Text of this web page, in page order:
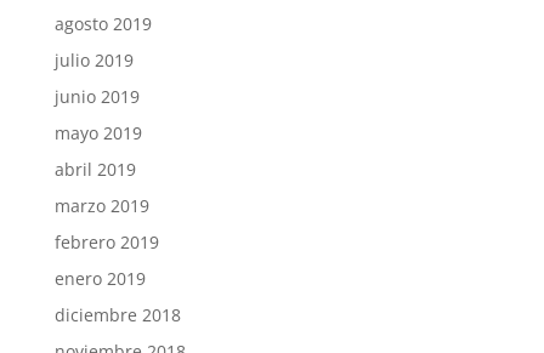
agosto 2019
julio 2019
junio 2019
mayo 2019
abril 2019
marzo 2019
febrero 2019
enero 2019
diciembre 2018